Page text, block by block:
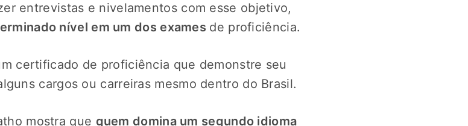
entrevistas e nivelamentos com esse objetivo,
nível em um dos exames de proficiência.
certificado de proficiência que demonstre seu
cargos ou carreiras mesmo dentro do Brasil.
mostra que quem domina um segundo idioma